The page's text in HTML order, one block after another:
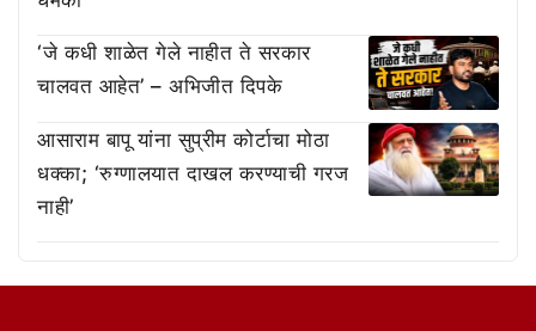
‘जे कधी शाळेत गेले नाहीत ते सरकार
चालवत आहेत’ – अभिजीत दिपके
आसाराम बापू यांना सुप्रीम कोर्टाचा मोठा
धक्का; ‘रुग्णालयात दाखल करण्याची गरज
नाही’